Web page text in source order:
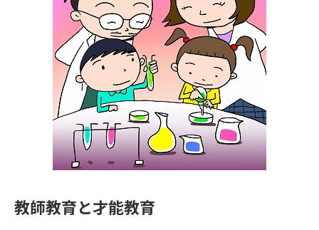
大学・短大以外の資料から請求
専門学校の資料請求 大学院の資料請求
留学・進学関連、塾・予備校
大学入学共通テスト「受験案
内」の請求
大学入学共通テスト「受験上の
配慮案内」の請求
高等学校卒業程度認定試験
幼稚園教員資格認定試験
教師教育と才能教育